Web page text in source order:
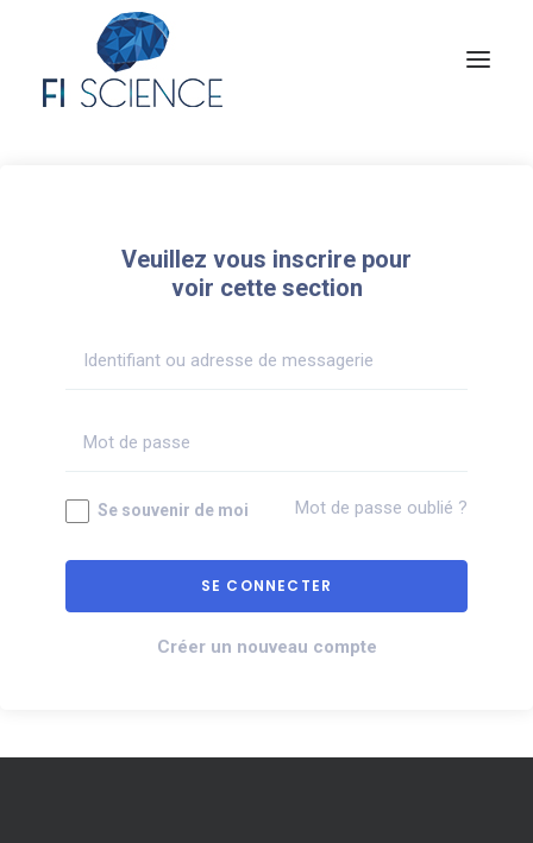
Veuillez vous inscrire pour
voir cette section
Se souvenir de moi Mot de passe oublié ?
Créer un nouveau compte